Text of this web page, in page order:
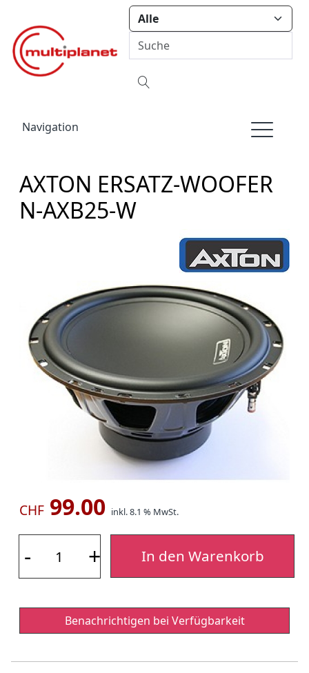
Navigation
AXTON ERSATZ-WOOFER
N-AXB25-W
CHF 99.00 inkl. 8.1 % MwSt.
- + In den Warenkorb
Benachrichtigen bei Verfügbarkeit